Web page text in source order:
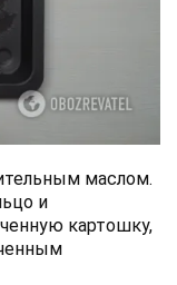
маслом.
и
картошку,